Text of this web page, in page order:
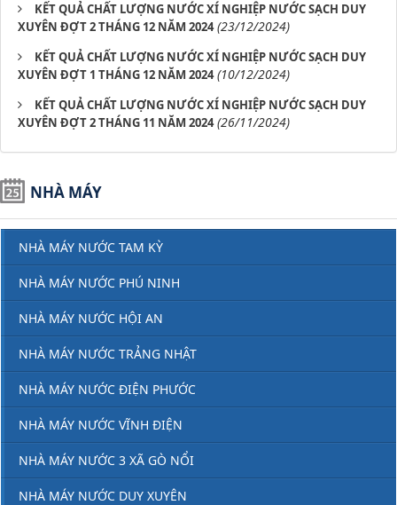
KẾT QUẢ CHẤT LƯỢNG NƯỚC XÍ NGHIỆP NƯỚC SẠCH DUY
XUYÊN ĐỢT 2 THÁNG 12 NĂM 2024 (23/12/2024)
KẾT QUẢ CHẤT LƯỢNG NƯỚC XÍ NGHIỆP NƯỚC SẠCH DUY
XUYÊN ĐỢT 1 THÁNG 12 NĂM 2024 (10/12/2024)
KẾT QUẢ CHẤT LƯỢNG NƯỚC XÍ NGHIỆP NƯỚC SẠCH DUY
XUYÊN ĐỢT 2 THÁNG 11 NĂM 2024 (26/11/2024)
NHÀ MÁY
NHÀ MÁY NƯỚC TAM KỲ
NHÀ MÁY NƯỚC PHÚ NINH
NHÀ MÁY NƯỚC HỘI AN
NHÀ MÁY NƯỚC TRẢNG NHẬT
NHÀ MÁY NƯỚC ĐIỆN PHƯỚC
NHÀ MÁY NƯỚC VĨNH ĐIỆN
NHÀ MÁY NƯỚC 3 XÃ GÒ NỔI
NHÀ MÁY NƯỚC DUY XUYÊN